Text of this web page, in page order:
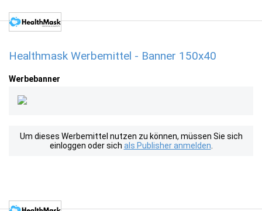
Healthmask Werbemittel - Banner 150x40
Werbebanner
Um dieses Werbemittel nutzen zu können, müssen Sie sich
einloggen oder sich als Publisher anmelden